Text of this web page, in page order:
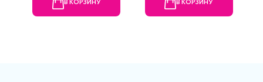
В КОРЗИНУ В КОРЗИНУ